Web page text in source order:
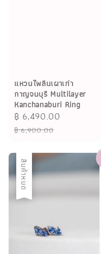
แหวนไพลินเผาเก่า
กาญจนบุรี Multilayer
Kanchanaburi Ring
Sale
price
฿ 6,490.00
฿ 6,900.00
ลด
สินค้าหมด